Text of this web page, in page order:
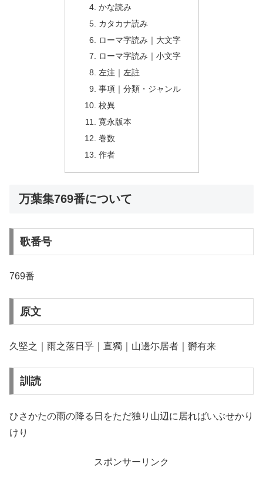
かな読み
カタカナ読み
ローマ字読み｜大文字
ローマ字読み｜小文字
左注｜左註
事項｜分類・ジャンル
校異
寛永版本
巻数
作者
万葉集769番について
歌番号
769番
原文
久堅之｜雨之落日乎｜直獨｜山邊尓居者｜欝有来
訓読
ひさかたの雨の降る日をただ独り山辺に居ればいぶせかり
けり
スポンサーリンク